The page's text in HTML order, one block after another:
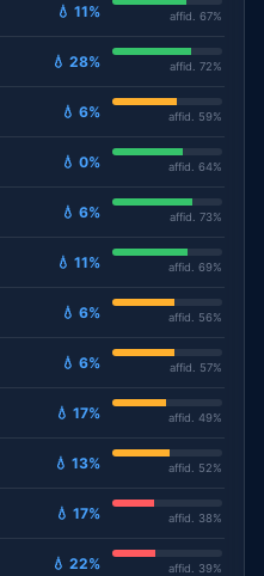
💧 11% affid. 67%
💧 28% affid. 72%
💧 6% affid. 59%
💧 0% affid. 64%
💧 6% affid. 73%
💧 11% affid. 69%
💧 6% affid. 56%
💧 6% affid. 57%
💧 17% affid. 49%
💧 13% affid. 52%
💧 17% affid. 38%
💧 22% affid. 39%